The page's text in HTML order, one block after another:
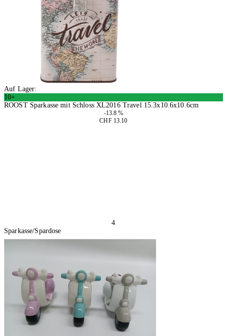
Auf Lager:
10+
ROOST Sparkasse mit Schloss XL2016 Travel 15.3x10.6x10.6cm
-13.8 %
CHF 13.10
4
Sparkasse/Spardose